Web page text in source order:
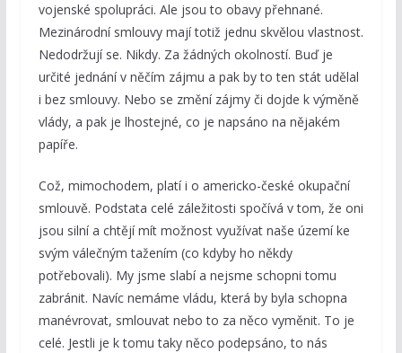
vojenské spolupráci. Ale jsou to obavy přehnané.
Mezinárodní smlouvy mají totiž jednu skvělou vlastnost.
Nedodržují se. Nikdy. Za žádných okolností. Buď je
určité jednání v něčím zájmu a pak by to ten stát udělal
i bez smlouvy. Nebo se změní zájmy či dojde k výměně
vlády, a pak je lhostejné, co je napsáno na nějakém
papíře.
Což, mimochodem, platí i o americko-české okupační
smlouvě. Podstata celé záležitosti spočívá v tom, že oni
jsou silní a chtějí mít možnost využívat naše území ke
svým válečným tažením (co kdyby ho někdy
potřebovali). My jsme slabí a nejsme schopni tomu
zabránit. Navíc nemáme vládu, která by byla schopna
manévrovat, smlouvat nebo to za něco vyměnit. To je
celé. Jestli je k tomu taky něco podepsáno, to nás